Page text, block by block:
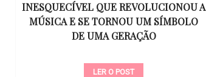
INESQUECÍVEL QUE REVOLUCIONOU A
MÚSICA E SE TORNOU UM SÍMBOLO
DE UMA GERAÇÃO
LER O POST